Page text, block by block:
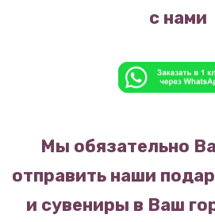
с нами
Мы обязательно
отправить наши
и сувениры в Ваш